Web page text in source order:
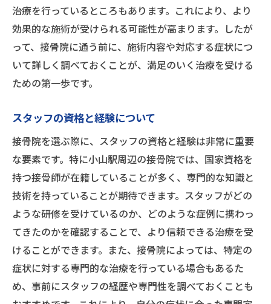
人気の理由とその裏側
予約の取りやすさと通いやすさ
施術内容の多様性と専門性
患者さんの満足度とリピート率
通院の負担を軽減するポイント
口コミサイトでの評価の見方
高評価の接骨院の共通点
失敗しない接骨院の選び方
実際に通っている人の意見を参考にする
治療前のカウンセリングの重要性
患者さんとのコミュニケーションの取り方
アフターケアとフォローアップの質
小山駅近くの接骨院での施術内容と患者の評価
一般的な施術内容とその効果
治療を行っているところもあります。これにより、より
効果的な施術が受けられる可能性が高まります。したが
って、接骨院に通う前に、施術内容や対応する症状につ
いて詳しく調べておくことが、満足のいく治療を受ける
ための第一歩です。
スタッフの資格と経験について
接骨院を選ぶ際に、スタッフの資格と経験は非常に重要
な要素です。特に小山駅周辺の接骨院では、国家資格を
持つ接骨師が在籍していることが多く、専門的な知識と
技術を持っていることが期待できます。スタッフがどの
ような研修を受けているのか、どのような症例に携わっ
てきたのかを確認することで、より信頼できる治療を受
けることができます。また、接骨院によっては、特定の
症状に対する専門的な治療を行っている場合もあるた
め、事前にスタッフの経歴や専門性を調べておくことも